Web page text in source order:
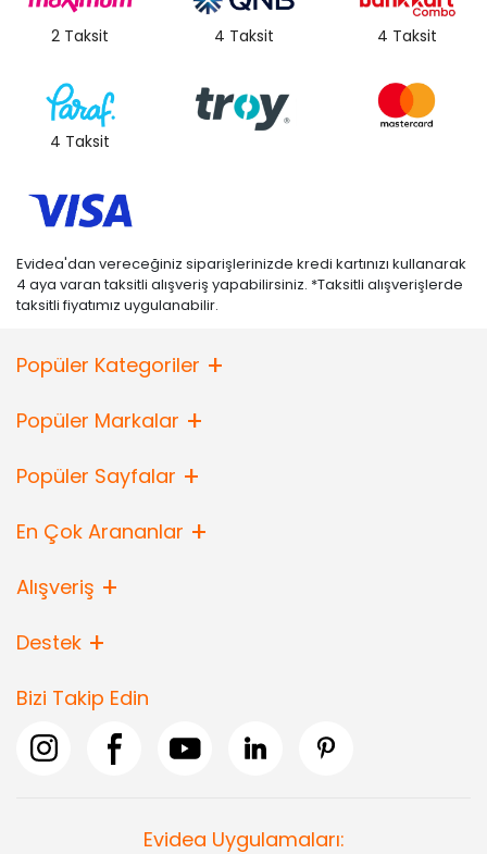
2 Taksit 4 Taksit 4 Taksit
4 Taksit
Evidea'dan vereceğiniz siparişlerinizde kredi kartınızı kullanarak
4 aya varan taksitli alışveriş yapabilirsiniz. *Taksitli alışverişlerde
taksitli fiyatımız uygulanabilir.
Popüler Kategoriler
Popüler Markalar
Popüler Sayfalar
En Çok Arananlar
Alışveriş
Destek
Bizi Takip Edin
Evidea Uygulamaları: